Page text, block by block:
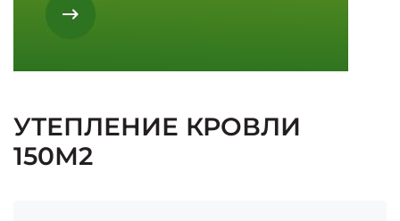
УТЕПЛЕНИЕ КРОВЛИ
150М2